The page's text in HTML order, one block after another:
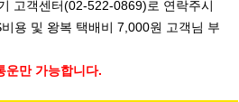
고객센터(02-522-0869)로 연락주시
용 및 왕복 택배비 7,000원 고객님 부
운만 가능합니다.